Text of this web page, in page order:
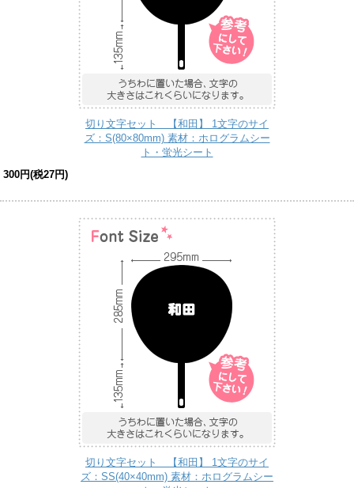
切り文字セット 【和田】 1文字のサイ
ズ：S(80×80mm) 素材：ホログラムシー
ト・蛍光シート
300円(税27円)
切り文字セット 【和田】 1文字のサイ
ズ：SS(40×40mm) 素材：ホログラムシー